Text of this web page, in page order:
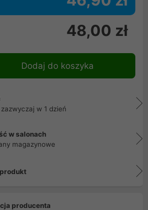
48,00 zł
Dodaj do koszyka
zazwyczaj w 1 dzień
w salonach
magazynowe
producenta